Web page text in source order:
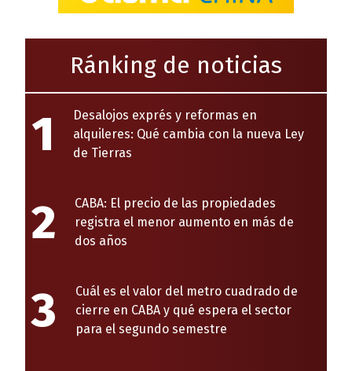
Ránking de noticias
1
Desalojos exprés y reformas en
alquileres: Qué cambia con la nueva Ley
de Tierras
2
CABA: El precio de las propiedades
registra el menor aumento en más de
dos años
3
Cuál es el valor del metro cuadrado de
cierre en CABA y qué espera el sector
para el segundo semestre